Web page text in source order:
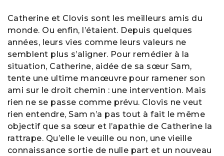
Catherine et Clovis sont les meilleurs amis du
monde. Ou enfin, l’étaient. Depuis quelques
années, leurs vies comme leurs valeurs ne
semblent plus s’aligner. Pour remédier à la
situation, Catherine, aidée de sa sœur Sam,
tente une ultime manœuvre pour ramener son
ami sur le droit chemin : une intervention. Mais
rien ne se passe comme prévu. Clovis ne veut
rien entendre, Sam n’a pas tout à fait le même
objectif que sa sœur et l’apathie de Catherine la
rattrape. Qu’elle le veuille ou non, une vieille
connaissance sortie de nulle part et un nouveau